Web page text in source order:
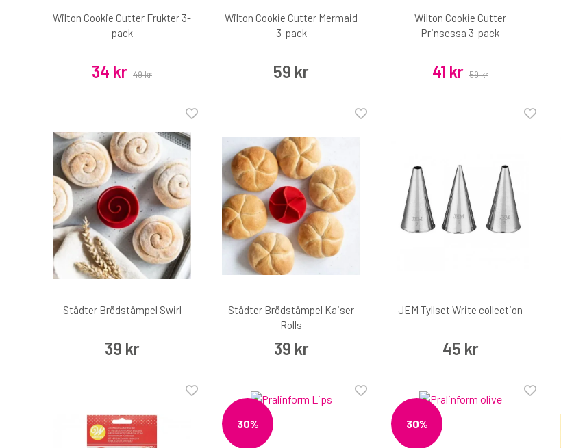
Wilton Cookie Cutter Frukter 3-
pack
34 kr 49 kr
Wilton Cookie Cutter Mermaid
3-pack
59 kr
Wilton Cookie Cutter
Prinsessa 3-pack
41 kr 59 kr
Städter Brödstämpel Swirl
39 kr
Städter Brödstämpel Kaiser
Rolls
39 kr
JEM Tyllset Write collection
45 kr
30% 30%